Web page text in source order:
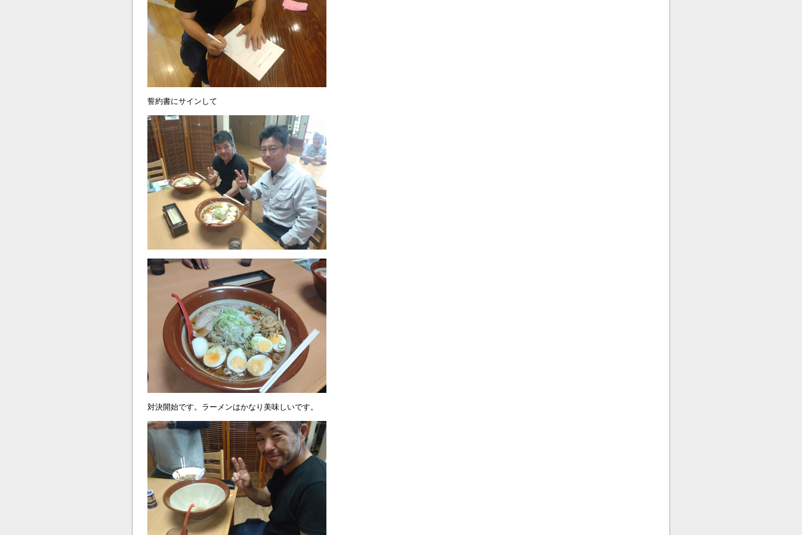
誓約書にサインして
対決開始です。ラーメンはかなり美味しいです。